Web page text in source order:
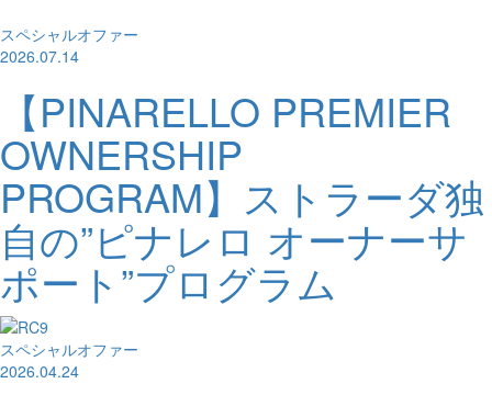
スペシャルオファー
2026.07.14
【PINARELLO PREMIER
OWNERSHIP
PROGRAM】ストラーダ独
自の”ピナレロ オーナーサ
ポート”プログラム
スペシャルオファー
2026.04.24